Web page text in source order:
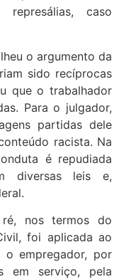
represálias, caso
o argumento da
sido recíprocas
que o trabalhador
Para o julgador,
partidas dele
racista. Na
é repudiada
diversas leis e,
ré, nos termos do
foi aplicada ao
o empregador, por
em serviço, pela